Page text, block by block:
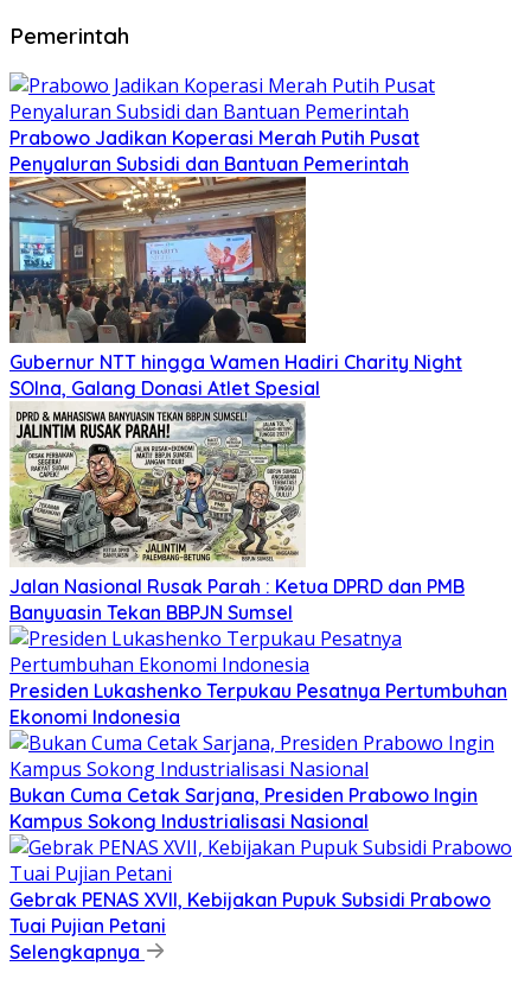
Pemerintah
Prabowo Jadikan Koperasi Merah Putih Pusat
Penyaluran Subsidi dan Bantuan Pemerintah
Gubernur NTT hingga Wamen Hadiri Charity Night
SOIna, Galang Donasi Atlet Spesial
Jalan Nasional Rusak Parah : Ketua DPRD dan PMB
Banyuasin Tekan BBPJN Sumsel
Presiden Lukashenko Terpukau Pesatnya Pertumbuhan
Ekonomi Indonesia
Bukan Cuma Cetak Sarjana, Presiden Prabowo Ingin
Kampus Sokong Industrialisasi Nasional
Gebrak PENAS XVII, Kebijakan Pupuk Subsidi Prabowo
Tuai Pujian Petani
Selengkapnya